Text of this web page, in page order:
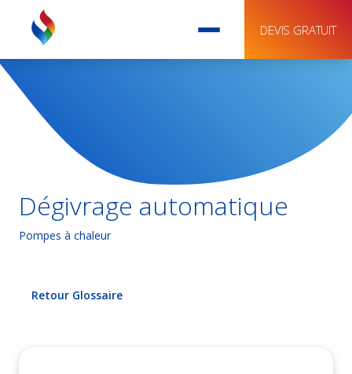
DEVIS GRATUIT
Dégivrage automatique
Pompes à chaleur
Retour Glossaire